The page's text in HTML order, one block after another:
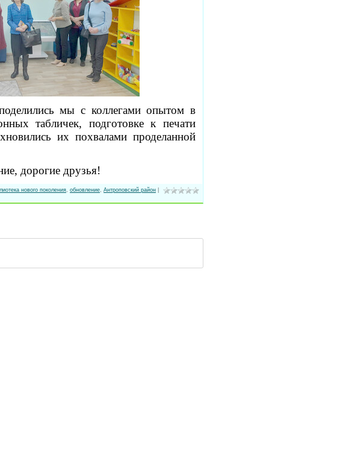
мы с коллегами опытом в
табличек, подготовке к печати
их похвалами проделанной
дорогие друзья!
нового поколения, обновление, Антроповский район